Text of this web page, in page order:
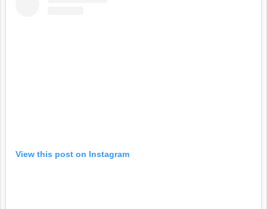
View this post on Instagram